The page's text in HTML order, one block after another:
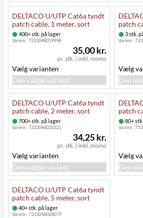
DELTACO U/UTP Cat6a tyndt
patch cable, 1 meter, sort
400+ stk. på lager
Varenr.:7333048019998
pr. stk. | inkl. moms
35,00 kr.
Vælg varianten
Den valgte variant
patch
3 stk.
Varenr.:
Vælg
Den
DELTACO U/UTP Cat6a tyndt
patch cable, 2 meter, sort
700+ stk. på lager
Varenr.:7333048020321
pr. stk. | inkl. moms
34,25 kr.
Vælg varianten
Den valgte variant
patch
80+
Varenr.:
Vælg
Den
DELTACO U/UTP Cat6a tyndt
patch cable, 5 meter, sort
40+ stk. på lager
Varenr.:7333048020079